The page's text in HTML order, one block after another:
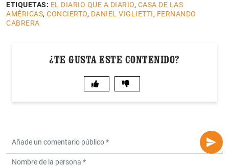
ETIQUETAS: EL DIARIO QUE A DIARIO, CASA DE LAS
AMÉRICAS, CONCIERTO, DANIEL VIGLIETTI, FERNANDO
CABRERA
¿TE GUSTA ESTE CONTENIDO?